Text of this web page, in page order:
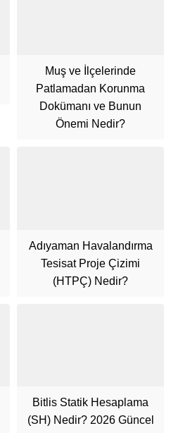
Muş ve İlçelerinde
Patlamadan Korunma
Dokümanı ve Bunun
Önemi Nedir?
Adıyaman Havalandırma
Tesisat Proje Çizimi
(HTPÇ) Nedir?
Bitlis Statik Hesaplama
(SH) Nedir? 2026 Güncel